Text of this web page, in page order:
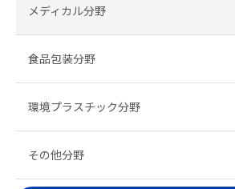
メディカル分野
食品包装分野
環境プラスチック分野
その他分野